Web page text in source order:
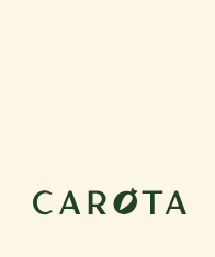
12 août 2026
15:00-
Maximum 6 enfants